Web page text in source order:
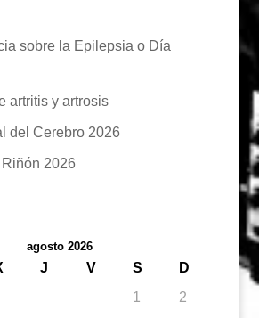
sobre la Epilepsia o Día
artritis y artrosis
del Cerebro 2026
2026
agosto 2026
J V S
D
1
2